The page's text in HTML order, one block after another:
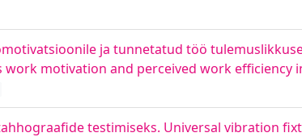
ja tunnetatud töö
motivation and perceived work
testimiseks. Universal vibration